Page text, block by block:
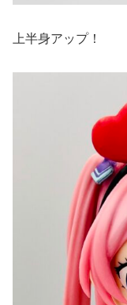
上半身アップ！